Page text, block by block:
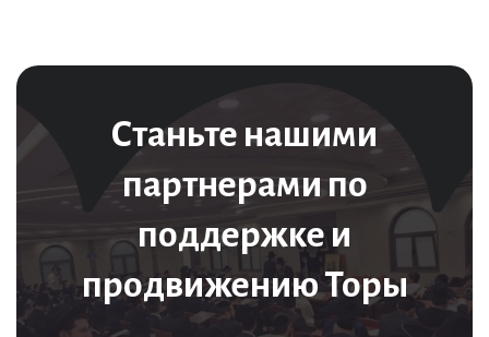
Станьте нашими
партнерами по
поддержке и
продвижению Торы